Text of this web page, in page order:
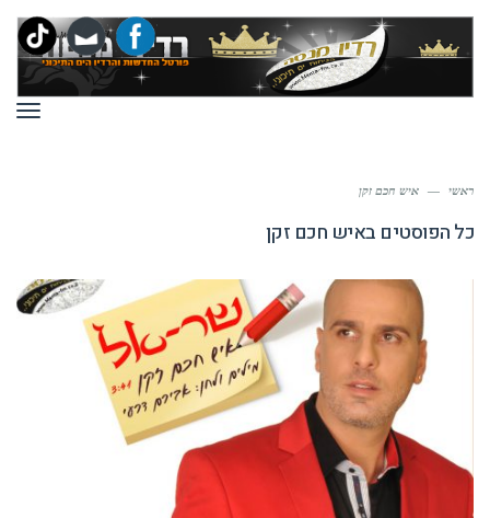
ראשי — איש חכם זקן
כל הפוסטים באיש חכם זקן